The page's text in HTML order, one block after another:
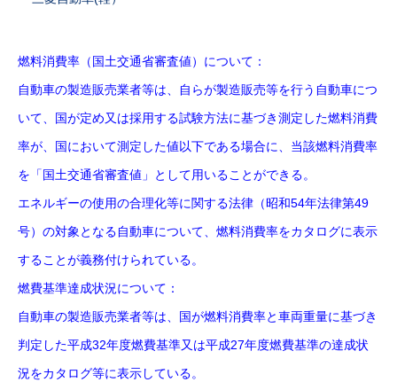
燃料消費率（国土交通省審査値）について：
自動車の製造販売業者等は、自らが製造販売等を行う自動車につ
いて、国が定め又は採用する試験方法に基づき測定した燃料消費
率が、国において測定した値以下である場合に、当該燃料消費率
を「国土交通省審査値」として用いることができる。
エネルギーの使用の合理化等に関する法律（昭和54年法律第49
号）の対象となる自動車について、燃料消費率をカタログに表示
することが義務付けられている。
燃費基準達成状況について：
自動車の製造販売業者等は、国が燃料消費率と車両重量に基づき
判定した平成32年度燃費基準又は平成27年度燃費基準の達成状
況をカタログ等に表示している。